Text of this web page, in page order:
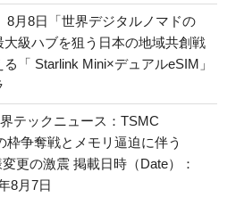
8月8日「世界デジタルノマドの
大級ハブを狙う日本の地域共創戦
「 Starlink Mini×デュアルeSIM」
テックニュース：TSMC
枠争奪戦とメモリ逼迫に伴う
更の激震 掲載日時（Date）：
8月7日